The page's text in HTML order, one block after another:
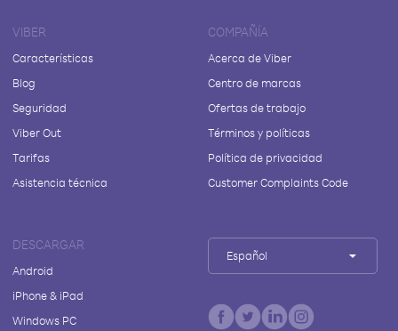
VIBER
Características
Blog
Seguridad
Viber Out
Tarifas
Asistencia técnica
COMPAÑÍA
Acerca de Viber
Centro de marcas
Ofertas de trabajo
Términos y políticas
Política de privacidad
Customer Complaints Code
DESCARGAR
Android
iPhone & iPad
Windows PC
Español